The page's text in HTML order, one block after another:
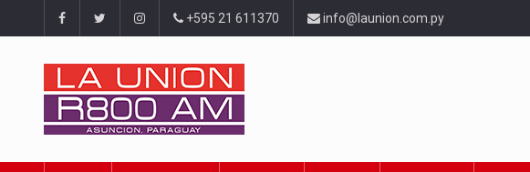
+595 21 611370 info@launion.com.py